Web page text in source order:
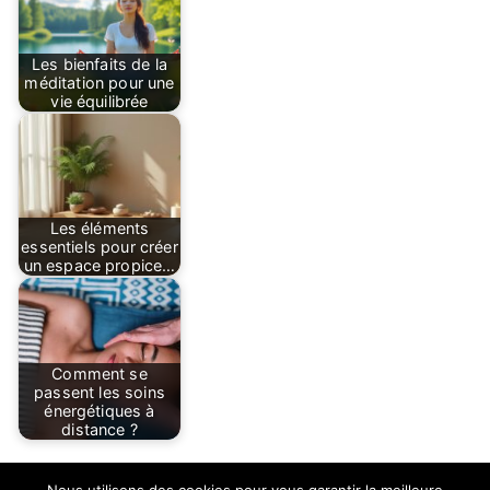
Les bienfaits de la
méditation pour une
vie équilibrée
Les éléments
essentiels pour créer
un espace propice…
Comment se
passent les soins
énergétiques à
distance ?